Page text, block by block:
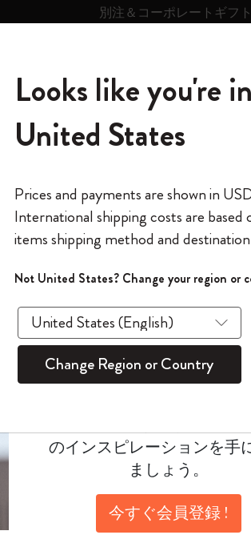
別注＆コーポレートギフト
ーム
ジャーナル
ー
ー
・システム
マートとは
ション
Wonderland」コレ
リング』コレク
トブック
ション
コレクショ
版コレクション
贈り物
の贈り物
物
り物
り物です
ト
ピンズ・コレク
キン
・システム
リー
の世界
サブカテゴリ
ール
モレスキンの世界へよう
*メールアドレス
*パスワード
このデバイスで情報を保存す
ログイン
購入で送料無料
-30%
馬年ノート
ラージサイズ、横
フトボックス付き,
¥ 9,900 ¥ 6,930
選択済
*選択したカラー
数量
数量が1に更新され
モレスキンの世界へようこ
今すぐ会員登録して、コ
「WELCOME10」を入力する
回注文が10%オフ＋送料無料
ます。セール・アウトレット
適用外。
のインスピレーションを手
ましょう。
今すぐ会員登録 !
Looks like you're in
United States
Prices and payments are shown in
International shipping costs are based
items shipping method and
Not United States? Change your region or
Change Region or Country